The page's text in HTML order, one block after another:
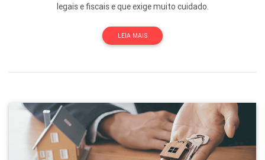
legais e fiscais e que exige muito cuidado.
LEIA MAIS